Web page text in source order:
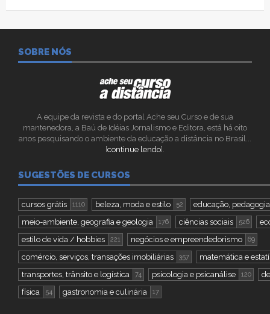
SOBRE NÓS
A equipe da revista e do portal Ache seu Curso e de sua
mantenedora, a Baú de Idéias Jornalismo e Editora, está há oito
anos pesquisando o ambiente da educação a distância no Brasil...
[continue lendo].
SUGESTÕES DE CURSOS
cursos grátis 1110 beleza, moda e estilo 52
educação,
meio-ambiente, geografia e geologia
176 ciências sociais 526
estilo de vida / hobbies
221 negócios e empreendedorismo 69
comércio, serviços, transações imobiliárias 357
matemática e
transportes, trânsito e logística
74 psicologia e psicanálise 120
física
54 gastronomia e culinária 17